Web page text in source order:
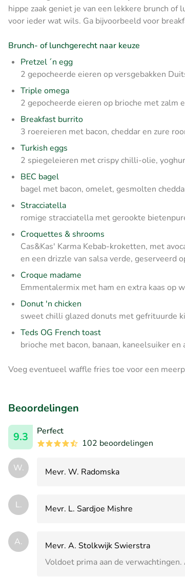
hippe zaak geniet je van een lekkere brunch
voor ieder wat wils. Ga bijvoorbeeld voor
Brunch- of lunchgerecht naar keuze
Pretzel ´n egg
2 gepocheerde eieren op versgebakken
Triple omega
2 gepocheerde eieren op brioche met zalm
Breakfast burrito
3 roereieren met bacon, cheddar en zure
Turkish eggs
2 spiegeleieren met crispy chilli-olie,
BEC bagel
bagel met bacon, omelet, gesmolten
Stracciatella
romige stracciatella met gerookte
Croquettes & shrooms
Cas&Kas' Karma Kebab-kroketten, met
en een drizzle van salsa verde, geserveerd
Croque madame
Emmentalermix met ham en extra kaas op
Donut 'n chicken
sweet chilli glazed donuts met gefrituurde
Teds OG French toast
brioche met bacon, banaan, kaneelsuiker en
Voeg eventueel waffle fries toe voor een
Beoordelingen
9.3
Perfect
102 beoordelingen
W. Mevr. W. Radomska
L. Mevr. L. Sardjoe Mishre
A.
Mevr. A. Stolkwijk Swierstra
Voldoet prima aan de verwachtingen.